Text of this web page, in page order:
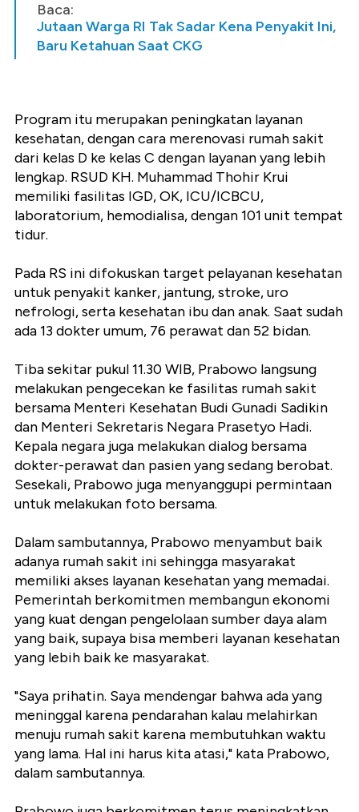
Baca:
Jutaan Warga RI Tak Sadar Kena Penyakit Ini,
Baru Ketahuan Saat CKG
Program itu merupakan peningkatan layanan
kesehatan, dengan cara merenovasi rumah sakit
dari kelas D ke kelas C dengan layanan yang lebih
lengkap. RSUD KH. Muhammad Thohir Krui
memiliki fasilitas IGD, OK, ICU/ICBCU,
laboratorium, hemodialisa, dengan 101 unit tempat
tidur.
Pada RS ini difokuskan target pelayanan kesehatan
untuk penyakit kanker, jantung, stroke, uro
nefrologi, serta kesehatan ibu dan anak. Saat sudah
ada 13 dokter umum, 76 perawat dan 52 bidan.
Tiba sekitar pukul 11.30 WIB, Prabowo langsung
melakukan pengecekan ke fasilitas rumah sakit
bersama Menteri Kesehatan Budi Gunadi Sadikin
dan Menteri Sekretaris Negara Prasetyo Hadi.
Kepala negara juga melakukan dialog bersama
dokter-perawat dan pasien yang sedang berobat.
Sesekali, Prabowo juga menyanggupi permintaan
untuk melakukan foto bersama.
Dalam sambutannya, Prabowo menyambut baik
adanya rumah sakit ini sehingga masyarakat
memiliki akses layanan kesehatan yang memadai.
Pemerintah berkomitmen membangun ekonomi
yang kuat dengan pengelolaan sumber daya alam
yang baik, supaya bisa memberi layanan kesehatan
yang lebih baik ke masyarakat.
"Saya prihatin. Saya mendengar bahwa ada yang
meninggal karena pendarahan kalau melahirkan
menuju rumah sakit karena membutuhkan waktu
yang lama. Hal ini harus kita atasi," kata Prabowo,
dalam sambutannya.